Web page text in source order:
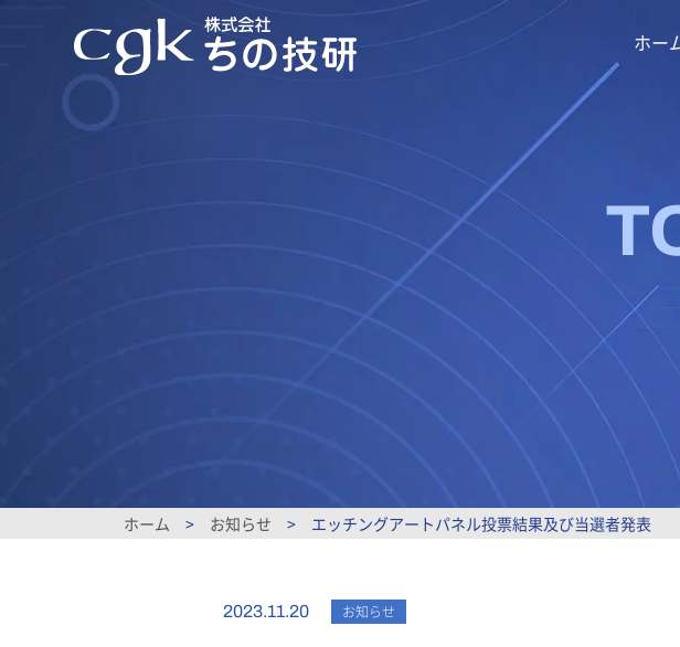
ホー
ホーム > お知らせ > エッチングアートパネル投票結果及び当選者発表
2023.11.20 お知らせ